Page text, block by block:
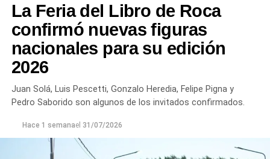
La Feria del Libro de Roca
confirmó nuevas figuras
nacionales para su edición
2026
Juan Solá, Luis Pescetti, Gonzalo Heredia, Felipe Pigna y
Pedro Saborido son algunos de los invitados confirmados.
Hace 1 semanael 31/07/2026